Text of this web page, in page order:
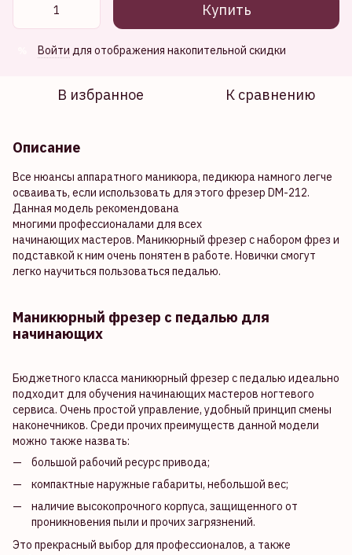
Купить
Войти для отображения накопительной скидки
В избранное К сравнению
Описание
Все нюансы аппаратного маникюра, педикюра намного легче
осваивать, если использовать для этого фрезер DM-212.
Данная модель рекомендована
многими профессионалами для всех
начинающих мастеров. Маникюрный фрезер с набором фрез и
подставкой к ним очень понятен в работе. Новички смогут
легко научиться пользоваться педалью.
Маникюрный фрезер с педалью для
начинающих
Бюджетного класса маникюрный фрезер с педалью идеально
подходит для обучения начинающих мастеров ногтевого
сервиса. Очень простой управление, удобный принцип смены
наконечников. Среди прочих преимуществ данной модели
можно также назвать:
большой рабочий ресурс привода;
компактные наружные габариты, небольшой вес;
наличие высокопрочного корпуса, защищенного от
проникновения пыли и прочих загрязнений.
Это прекрасный выбор для профессионалов, а также